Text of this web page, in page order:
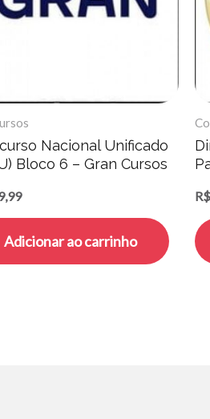
Nacional Unificado
Bloco 6 – Gran Cursos
Adicionar ao carrinho
R$